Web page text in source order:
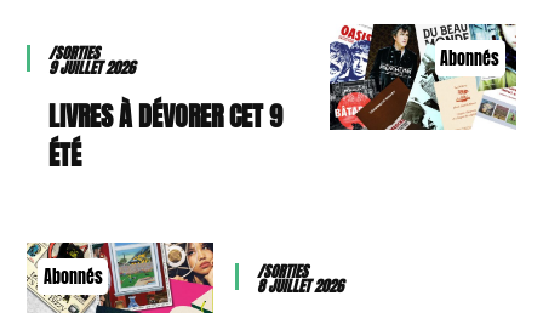
Abonnés
/SORTIES
9 JUILLET 2026
9 LIVRES À DÉVORER CET
ÉTÉ
Abonnés /SORTIES
8 JUILLET 2026